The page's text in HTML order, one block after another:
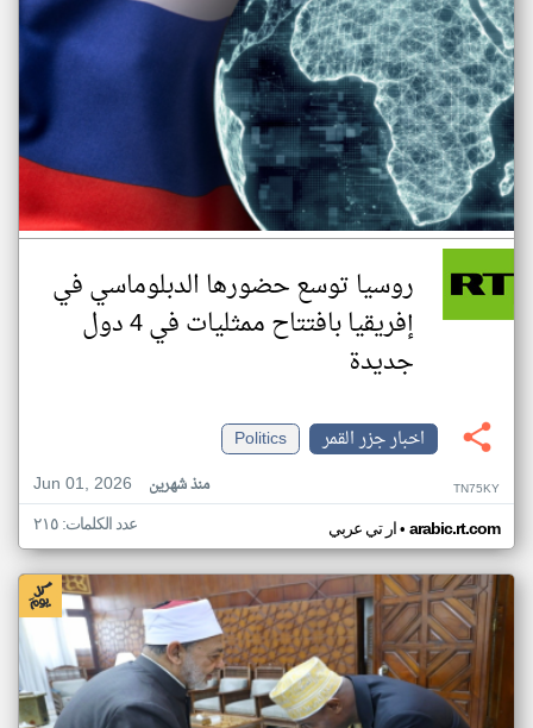
روسيا توسع حضورها الدبلوماسي في
إفريقيا بافتتاح ممثليات في 4 دول
جديدة
اخبار جزر القمر
Politics
Jun 01, 2026
منذ شهرين TN75KY
ار تي عربي• arabic.rt.com عدد الكلمات: ٢١٥